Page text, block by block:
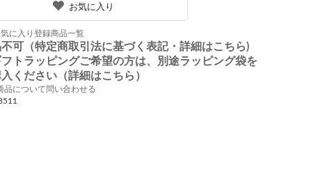
お気に入り
気に入り登録商品一覧
可（特定商取引法に基づく表記・詳細はこちら)
トラッピングご希望の方は、別途ラッピング袋を
ください（詳細はこちら）
品について問い合わせる